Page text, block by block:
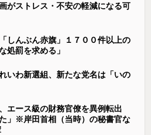
がストレス・不安の軽減になる可
しんぶん赤旗」１７００件以上の
罰を求める」
いわ新選組、新たな党名は「いの
エース級の財務官僚を異例転出
」※岸田首相（当時）の秘書官な